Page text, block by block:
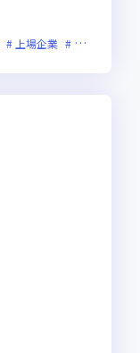
上場企業 ストックオ